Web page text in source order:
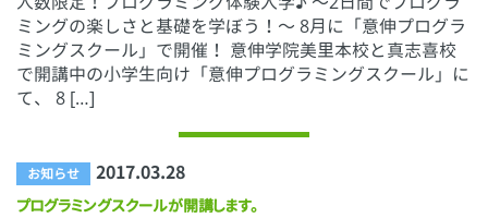
ミングの楽しさと基礎を学ぼう！〜 8月に「意伸プログラ
ミングスクール」で開催！ 意伸学院美里本校と真志喜校
で開講中の小学生向け「意伸プログラミングスクール」に
て、 8 […]
お知らせ 2017.03.28
プログラミングスクールが開講します。